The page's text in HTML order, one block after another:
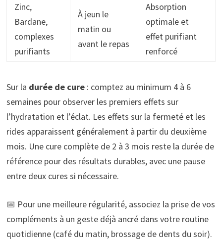
Zinc,
Bardane,
complexes
purifiants
À jeun le
matin ou
avant le repas
Absorption
optimale et
effet purifiant
renforcé
Sur la durée de cure: comptez au minimum 4 à 6
semaines pour observer les premiers effets sur
l’hydratation et l’éclat. Les effets sur la fermeté et les
rides apparaissent généralement à partir du deuxième
mois. Une cure complète de 2 à 3 mois reste la durée de
référence pour des résultats durables, avec une pause
entre deux cures si nécessaire.
📅 Pour une meilleure régularité, associez la prise de vos
compléments à un geste déjà ancré dans votre routine
quotidienne (café du matin, brossage de dents du soir).